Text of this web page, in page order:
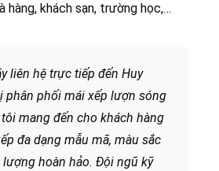
hàng, khách sạn, trường học,…
liên hệ trực tiếp đến Huy
phân phối mái xếp lượn sóng
mang đến cho khách hàng
đa dạng mẫu mã, màu sắc
lượng hoàn hảo. Đội ngũ kỹ